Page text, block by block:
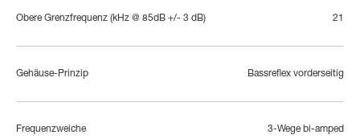
Obere Grenzfrequenz (kHz @ 85dB +/- 3 dB) 21
Gehäuse-Prinzip Bassreflex vorderseitig
Frequenzweiche 3-Wege bi-amped